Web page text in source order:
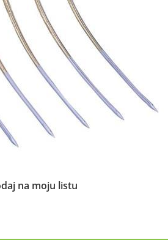
na moju listu